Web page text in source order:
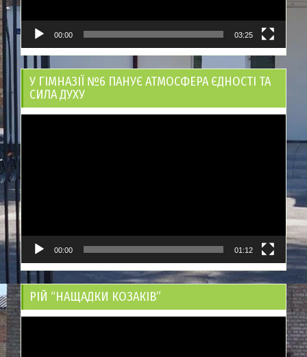
00:00 03:25
У ГІМНАЗІЇ №6 ПАНУЄ АТМОСФЕРА ЄДНОСТІ ТА
СИЛА ДУХУ
00:00 01:12
РІЙ “НАЩАДКИ КОЗАКІВ”